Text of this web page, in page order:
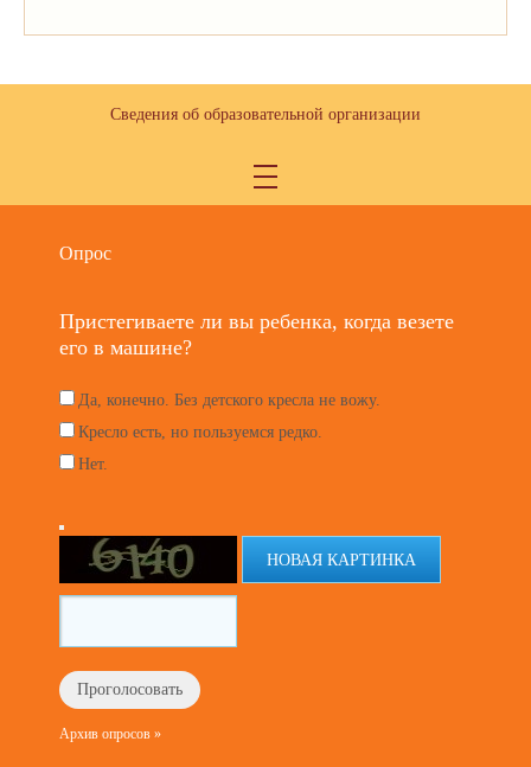
Сведения об образовательной организации
Опрос
Пристегиваете ли вы ребенка, когда везете
его в машине?
Да, конечно. Без детского кресла не вожу.
Кресло есть, но пользуемся редко.
Нет.
НОВАЯ КАРТИНКА
Архив опросов »